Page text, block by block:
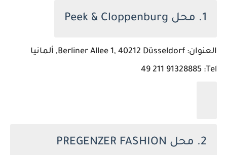
1. محل Peek & Cloppenburg
العنوان: Berliner Allee 1, 40212 Düsseldorf, ألمانيا
Tel: ‏‪49 211 91328885‬‏
2. محل PREGENZER FASHION